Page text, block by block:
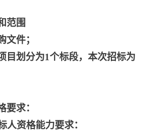
范围
文件；
目划分为1个标段，本次招标为
要求：
人资格能力要求：